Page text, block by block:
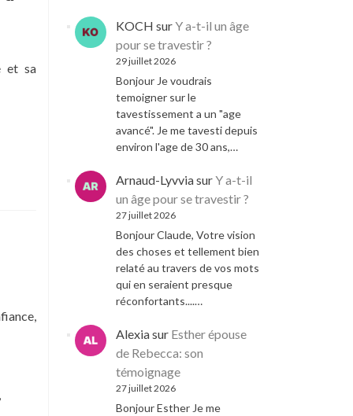
et sa
,
KOCH surY a-t-il un âge
pour se travestir ?
29 juillet 2026
Bonjour Je voudrais
temoigner sur le
tavestissement a un "age
avancé". Je me tavesti depuis
environ l'age de 30 ans,…
Arnaud-LyvviasurY a-t-il
un âge pour se travestir ?
27 juillet 2026
Bonjour Claude, Votre vision
des choses et tellement bien
relaté au travers de vos mots
qui en seraient presque
réconfortants....…
Alexiasur Esther épouse
de Rebecca: son
témoignage
27 juillet 2026
Bonjour Esther Je me